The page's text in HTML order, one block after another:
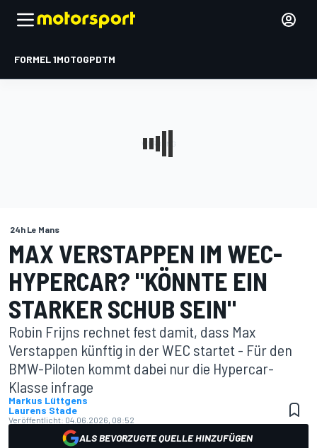
FORMEL 1MOTOGPDTM
24h Le Mans
MAX VERSTAPPEN IM WEC-
HYPERCAR? "KÖNNTE EIN
STARKER SCHUB SEIN"
Robin Frijns rechnet fest damit, dass Max
Verstappen künftig in der WEC startet - Für den
BMW-Piloten kommt dabei nur die Hypercar-
Klasse infrage
Markus Lüttgens
Laurens Stade
Veröffentlicht: 04.06.2026, 08:52
ALS BEVORZUGTE QUELLE HINZUFÜGEN